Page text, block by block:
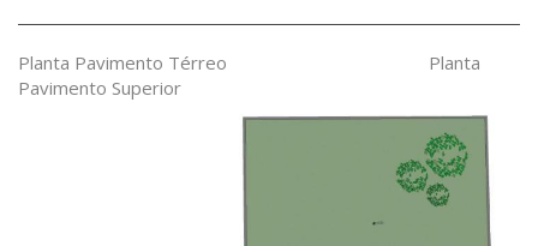
Planta Pavimento Térreo Planta
Pavimento Superior